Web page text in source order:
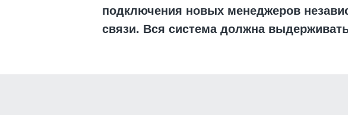
подключения новых менеджеров
связи. Вся система должна